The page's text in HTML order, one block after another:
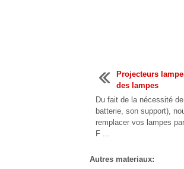
Projecteurs
des lampes
Du fait de la nécessité
batterie, son support),
remplacer vos lampes
F ...
Autres materiaux: